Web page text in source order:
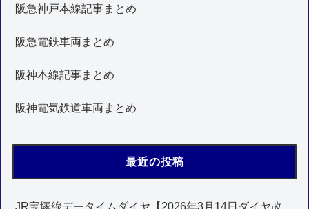
阪急神戸本線記事まとめ
阪急電鉄車両まとめ
阪神本線記事まとめ
阪神電気鉄道車両まとめ
最近の投稿